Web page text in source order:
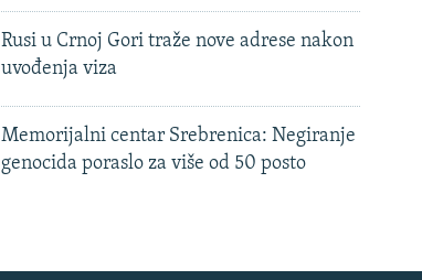
Rusi u Crnoj Gori traže nove adrese nakon
uvođenja viza
Memorijalni centar Srebrenica: Negiranje
genocida poraslo za više od 50 posto